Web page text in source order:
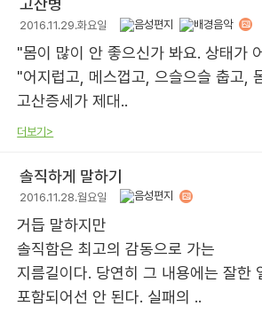
고산병
2016.11.29.화요일
"몸이 많이 안 좋으신가 봐요. 상태가
"어지럽고, 메스껍고, 으슬으슬 춥고,
고산증세가 제대..
더보기>
솔직하게 말하기
2016.11.28.월요일
거듭 말하지만
솔직함은 최고의 감동으로 가는
지름길이다. 당연히 그 내용에는 잘한
포함되어선 안 된다. 실패의 ..